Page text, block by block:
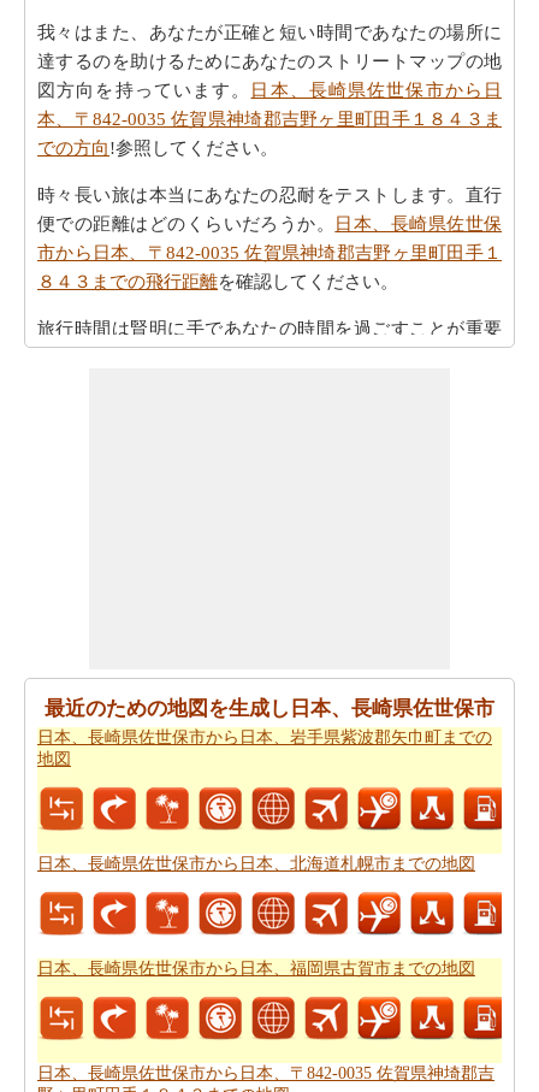
我々はまた、あなたが正確と短い時間であなたの場所に
達するのを助けるためにあなたのストリートマップの地
図方向を持っています。 日本、長崎県佐世保市から日
本、〒842-0035 佐賀県神埼郡吉野ヶ里町田手１８４３ま
での方向!参照してください。
時々長い旅は本当にあなたの忍耐をテストします。直行
便での距離はどのくらいだろうか。
日本、長崎県佐世保
市から日本、〒842-0035 佐賀県神埼郡吉野ヶ里町田手１
８４３までの飛行距離を確認してください。
旅行時間は賢明に手であなたの時間を過ごすことが重要
本、長崎県佐世保市から日本、〒842-0035 佐賀県神埼郡
吉野ヶ里町田手１８４３までの飛行時間を見つけること
ができます。自分がより良い日本、長崎県佐世保市から
日本、〒842-0035 佐賀県神埼郡吉野ヶ里町田手１８４３
までのあなたの旅行を計画するのに役立ちます。
の途中でポイントを与えマップたいですか。日本、長崎
県佐世保市から日本、〒842-0035 佐賀県神埼郡吉野ヶ里
町田手１８４３までの道路ルートプランはあなたがチェ
ックすることをお勧めします。
あなたは旅行のための旅行費用計算機を探しています
か。あなたは日本、長崎県佐世保市から日本、〒842-
0035 佐賀県神埼郡吉野ヶ里町田手１８４３までの旅行の
最近のための地図を生成し日本、長崎県佐世保市
日本、長崎県佐世保市から日本、岩手県紫波郡矢巾町までの
地図
日本、長崎県佐世保市から日本、北海道札幌市までの地図
日本、長崎県佐世保市から日本、福岡県古賀市までの地図
日本、長崎県佐世保市から日本、〒842-0035 佐賀県神埼郡吉